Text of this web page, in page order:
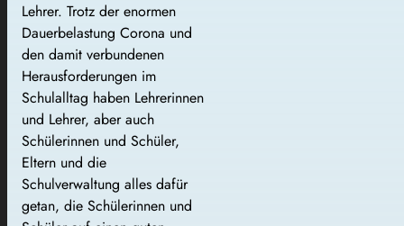
Lehrer. Trotz der enormen
Dauerbelastung Corona und
den damit verbundenen
Herausforderungen im
Schulalltag haben Lehrerinnen
und Lehrer, aber auch
Schülerinnen und Schüler,
Eltern und die
Schulverwaltung alles dafür
getan, die Schülerinnen und